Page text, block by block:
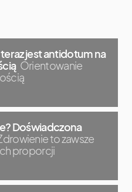
jest antidotum na
Orientowanie
Doświadczona
to zawsze
proporcji